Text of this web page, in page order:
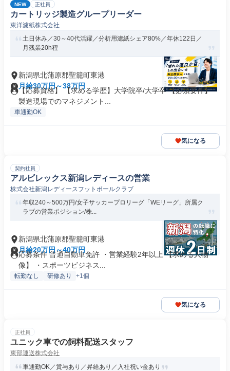
NEW 正社員
カートリッジ製造グループリーダー
東洋濾紙株式会社
土日休み／30～40代活躍／分析用濾紙シェア80%／年休122日／
月残業20h程
新潟県北蒲原郡聖籠町東港
月給30万円～38万円
【応募資格】 【求める学歴】大学院卒/大学卒 【必須要件】
製造現場でのマネジメント...
車通勤OK
気になる
契約社員
アルビレックス新潟レディースの営業
株式会社新潟レディースフットボールクラブ
年収240～500万円/女子サッカープロリーグ「WEリーグ」所属ク
ラブの営業ポジション/株...
新潟県北蒲原郡聖籠町東港
月給20万円～40万円
応募条件 普通自動車免許 ・営業経験2年以上 【求める人物
像】 ・スポーツビジネス...
転勤なし 研修あり +1個
気になる
正社員
ユニック車での飼料配送スタッフ
東部運送株式会社
車通勤OK／賞与あり／昇給あり／入社祝い金あり